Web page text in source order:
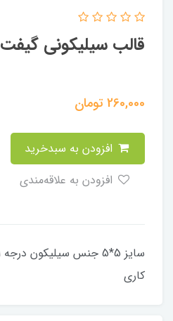
قالب سیلیکونی
260,000تومان
کاری